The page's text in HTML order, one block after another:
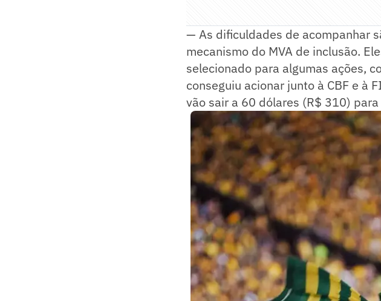
— As dificuldades de acompanhar
mecanismo do MVA de inclusão.
selecionado para algumas ações,
conseguiu acionar junto à CBF e à
vão sair a 60 dólares (R$ 310)